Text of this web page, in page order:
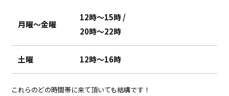
月曜～金曜
12時～15時/
20時～22時
土曜 12時～16時
これらのどの時間帯に来て頂いても結構です！